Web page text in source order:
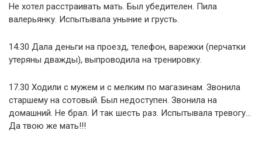
Не хотел расстраивать мать. Был убедителен. Пила
валерьянку. Испытывала уныние и грусть.
14.30 Дала деньги на проезд, телефон, варежки (перчатки
утеряны дважды), выпроводила на тренировку.
17.30 Ходили с мужем и с мелким по магазинам. Звонила
старшему на сотовый. Был недоступен. Звонила на
домашний. Не брал. И так шесть раз. Испытывала тревогу…
Да твою же мать!!!